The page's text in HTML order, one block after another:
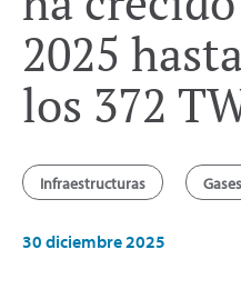
2025
los 372
Infraestructuras
30 diciembre 2025